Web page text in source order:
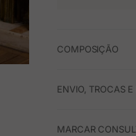
COMPOSIÇÃO
ENVIO, TROCAS
MARCAR